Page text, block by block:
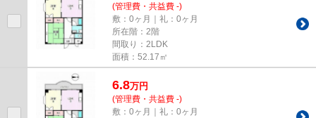
(管理費・共益費 -)
敷：0ヶ月｜礼：0ヶ月
所在階：2階
間取り：2LDK
面積：52.17㎡
6.8万円
(管理費・共益費 -)
敷：0ヶ月｜礼：0ヶ月